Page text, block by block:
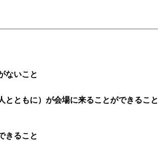
ないこと
とともに）が会場に来ることができること
きること